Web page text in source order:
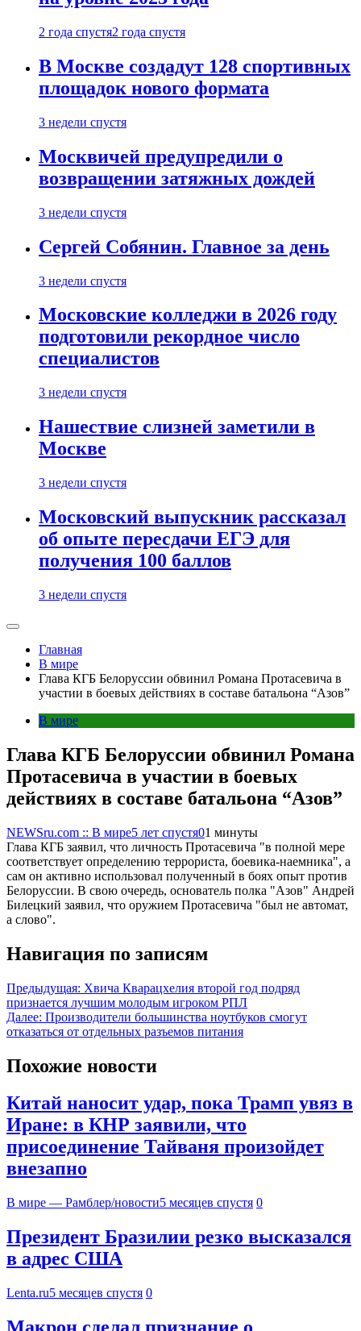
2 года спустя2 года спустя
В Москве создадут 128 спортивных
площадок нового формата
3 недели спустя
Москвичей предупредили о
возвращении затяжных дождей
3 недели спустя
Сергей Собянин. Главное за день
3 недели спустя
Московские колледжи в 2026 году
подготовили рекордное число
специалистов
3 недели спустя
Нашествие слизней заметили в
Москве
3 недели спустя
Московский выпускник рассказал
об опыте пересдачи ЕГЭ для
получения 100 баллов
3 недели спустя
Главная
В мире
Глава КГБ Белоруссии обвинил Романа Протасевича в
участии в боевых действиях в составе батальона “Азов”
В мире
Глава КГБ Белоруссии обвинил Романа
Протасевича в участии в боевых
действиях в составе батальона “Азов”
NEWSru.com :: В мире5 лет спустя01 минуты
Глава КГБ заявил, что личность Протасевича "в полной мере
соответствует определению террориста, боевика-наемника", а
сам он активно использовал полученный в боях опыт против
Белоруссии. В свою очередь, основатель полка "Азов" Андрей
Билецкий заявил, что оружием Протасевича "был не автомат,
а слово".
Навигация по записям
Предыдущая: Хвича Кварацхелия второй год подряд
признается лучшим молодым игроком РПЛ
Далее: Производители большинства ноутбуков смогут
отказаться от отдельных разъемов питания
Похожие новости
Китай наносит удар, пока Трамп увяз в
Иране: в КНР заявили, что
присоединение Тайваня произойдет
внезапно
В мире — Рамблер/новости5 месяцев спустя 0
Президент Бразилии резко высказался
в адрес США
Lenta.ru5 месяцев спустя 0